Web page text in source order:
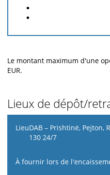
Le montant maximum d'une
EUR.
Lieux de dépôt/
Lieu
À fournir lors
de
DAB – Prishtinë, Pejton,
130 24/7